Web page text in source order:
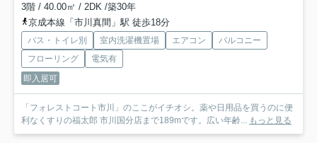
3階 / 40.00㎡ / 2DK /築30年
京成本線「市川真間」駅 徒歩18分
バス・トイレ別 室内洗濯機置場 エアコン
バルコニー
フローリング
電気有
即入居可
「フォレストコート市川」のここがイチオシ。薬や日用品を買うのに便
利なくすりの福太郎 市川国分店まで189mです。広い年齢... もっと見る